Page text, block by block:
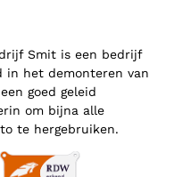
Smit is een bedrijf
in het demonteren van
goed geleid
om bijna alle
te hergebruiken.